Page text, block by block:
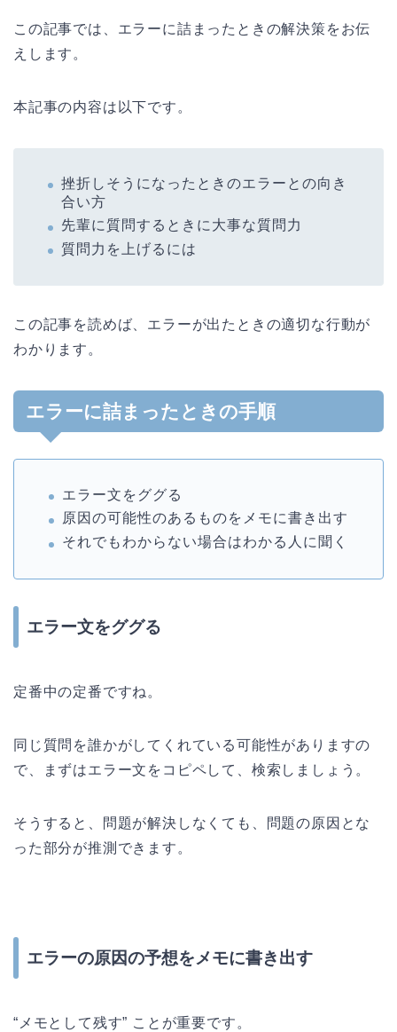
この記事では、エラーに詰まったときの解決策をお伝
えします。
本記事の内容は以下です。
挫折しそうになったときのエラーとの向き
合い方
先輩に質問するときに大事な質問力
質問力を上げるには
この記事を読めば、エラーが出たときの適切な行動が
わかります。
エラーに詰まったときの手順
エラー文をググる
原因の可能性のあるものをメモに書き出す
それでもわからない場合はわかる人に聞く
エラー文をググる
定番中の定番ですね。
同じ質問を誰かがしてくれている可能性がありますの
で、まずはエラー文をコピペして、検索しましょう。
そうすると、問題が解決しなくても、問題の原因とな
った部分が推測できます。
エラーの原因の予想をメモに書き出す
“メモとして残す” ことが重要です。